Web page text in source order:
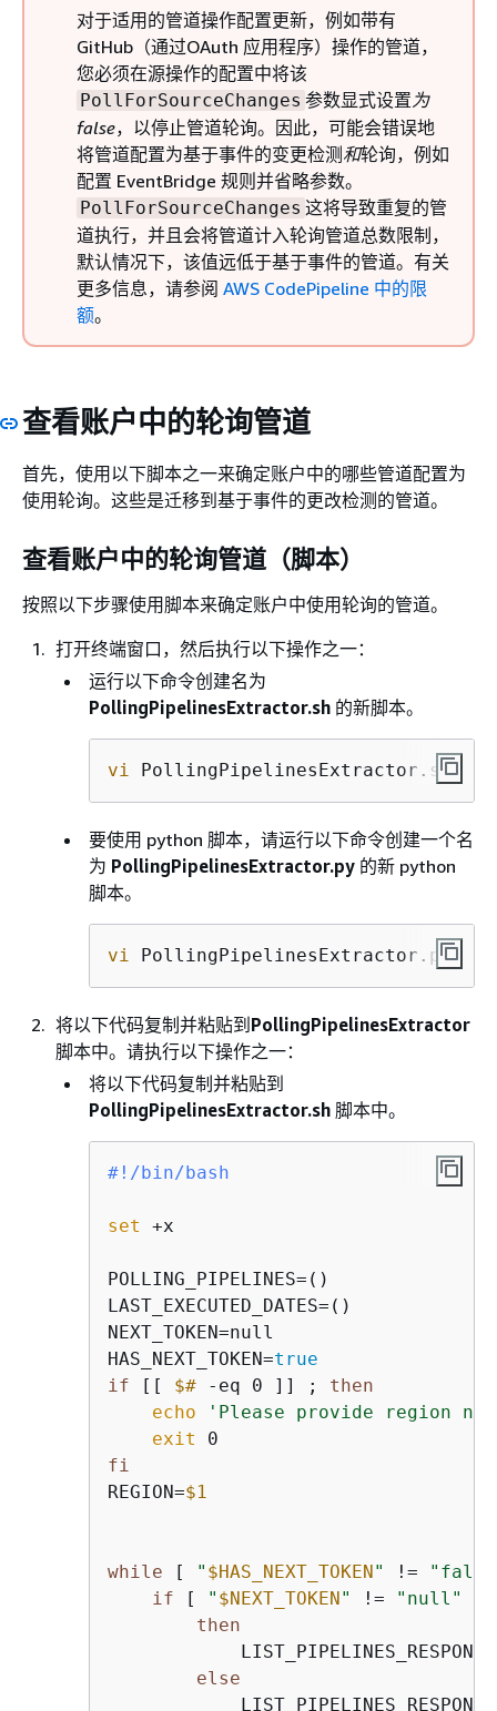
对于适用的管道操作配置更新，例如带有
GitHub（通过OAuth 应用程序）操作的管道，
您必须在源操作的配置中将该
PollForSourceChanges 参数显式设置 为
false，以停止管道轮询。因此，可能会错误地
将管道配置为基于事件的变更检测和轮询，例如
配置 EventBridge 规则并省略参数。
PollForSourceChanges 这将导致重复的管
道执行，并且会将管道计入轮询管道总数限制，
默认情况下，该值远低于基于事件的管道。有关
更多信息，请参阅 AWS CodePipeline 中的限
额。
查看账户中的轮询管道
首先，使用以下脚本之一来确定账户中的哪些管道配置为
使用轮询。这些是迁移到基于事件的更改检测的管道。
查看账户中的轮询管道（脚本）
按照以下步骤使用脚本来确定账户中使用轮询的管道。
打开终端窗口，然后执行以下操作之一：
运行以下命令创建名为
PollingPipelinesExtractor.sh 的新脚本。
vi PollingPipelinesExtractor.sh
要使用 python 脚本，请运行以下命令创建一个名
为 PollingPipelinesExtractor.py 的新 python
脚本。
vi PollingPipelinesExtractor.py
将以下代码复制并粘贴到 PollingPipelinesExtractor
脚本中。请执行以下操作之一：
将以下代码复制并粘贴到
PollingPipelinesExtractor.sh 脚本中。
#!/bin/bash
set +x
POLLING_PIPELINES=()
LAST_EXECUTED_DATES=()
NEXT_TOKEN=null
HAS_NEXT_TOKEN=true
if [[ $# -eq 0 ]] ; then
echo
'Please provide region
exit
fi
REGION=$1
while [ " $HAS_NEXT_TOKEN" !=
if [ " $NEXT_TOKEN" != "null"
then
else